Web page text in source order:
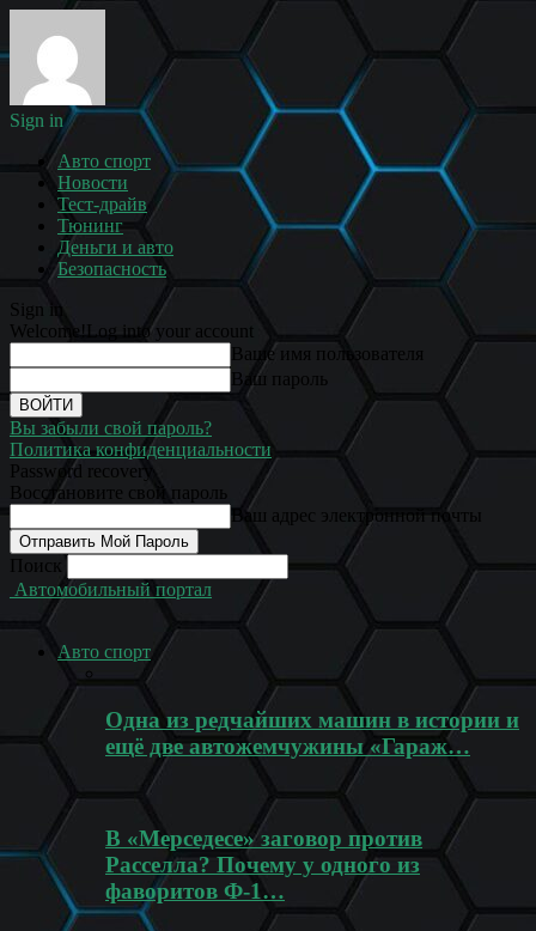
Sign in
Авто спорт
Новости
Тест-драйв
Тюнинг
Деньги и авто
Безопасность
Sign in
Welcome! Log into your account
Ваше имя пользователя
Ваш пароль
Вы забыли свой пароль?
Политика конфиденциальности
Password recovery
Восстановите свой пароль
Ваш адрес электронной почты
Поиск
Автомобильный портал
Авто спорт
Одна из редчайших машин в истории и
ещё две автожемчужины «Гараж…
В «Мерседесе» заговор против
Расселла? Почему у одного из
фаворитов Ф-1…